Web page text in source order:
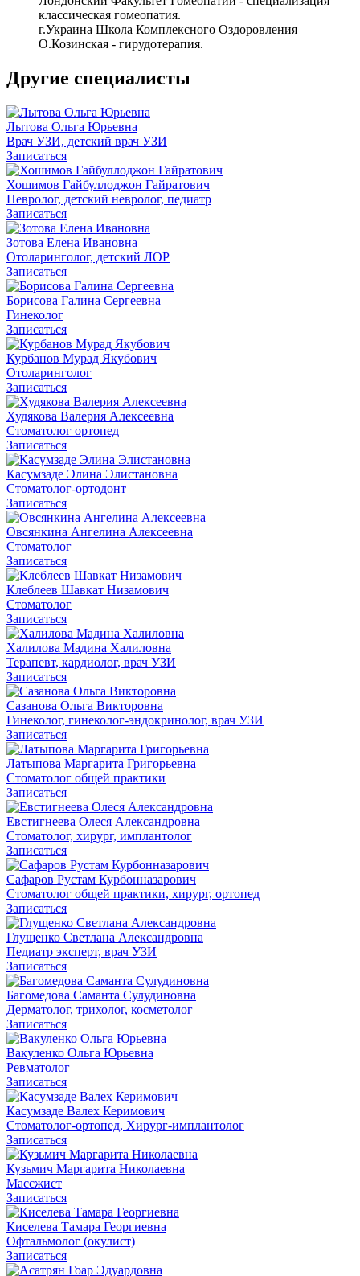
классическая гомеопатия.
г.Украина Школа Комплексного Оздоровления
О.Козинская - гирудотерапия.
Другие специалисты
Лытова Ольга Юрьевна
Врач УЗИ, детский врач УЗИ
Записаться
Хошимов Гайбуллоджон Гайратович
Невролог, детский невролог, педиатр
Записаться
Зотова Елена Ивановна
Отоларинголог, детский ЛОР
Записаться
Борисова Галина Сергеевна
Гинеколог
Записаться
Курбанов Мурад Якубович
Отоларинголог
Записаться
Худякова Валерия Алексеевна
Cтоматолог ортопед
Записаться
Касумзаде Элина Элистановна
Стоматолог-ортодонт
Записаться
Овсянкина Ангелина Алексеевна
Стоматолог
Записаться
Клеблеев Шавкат Низамович
Стоматолог
Записаться
Халилова Мадина Халиловна
Терапевт, кардиолог, врач УЗИ
Записаться
Сазанова Ольга Викторовна
Гинеколог, гинеколог-эндокринолог, врач УЗИ
Записаться
Латыпова Маргарита Григорьевна
Стоматолог общей практики
Записаться
Евстигнеева Олеся Александровна
Стоматолог, хирург, имплантолог
Записаться
Сафаров Рустам Курбонназарович
Стоматолог общей практики, хирург, ортопед
Записаться
Глущенко Светлана Александровна
Педиатр эксперт, врач УЗИ
Записаться
Багомедова Саманта Сулудиновна
Дерматолог, трихолог, косметолог
Записаться
Вакуленко Ольга Юрьевна
Ревматолог
Записаться
Касумзаде Валех Керимович
Стоматолог-ортопед, Хирург-имплантолог
Записаться
Кузьмич Маргарита Николаевна
Массжист
Записаться
Киселева Тамара Георгиевна
Офтальмолог (окулист)
Записаться